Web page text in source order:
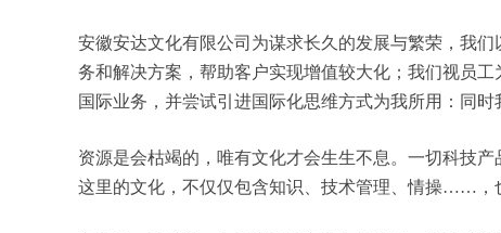
安徽安达文化有限公司为谋求长久的发展与繁荣，我
务和解决方案，帮助客户实现增值较大化；我们视员
国际业务，并尝试引进国际化思维方式为我所用：同时
资源是会枯竭的，唯有文化才会生生不息。一切科技
这里的文化，不仅仅包含知识、技术管理、情操……，